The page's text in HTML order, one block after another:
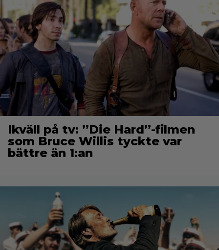
Ikväll på tv: ”Die Hard”-filmen
som Bruce Willis tyckte var
bättre än 1:an